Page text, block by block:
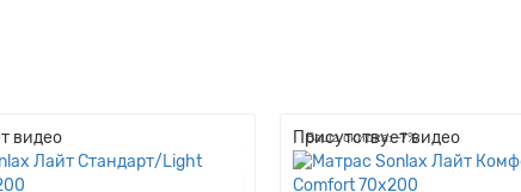
видео Присутствует видео
Ваша скидка: -7%